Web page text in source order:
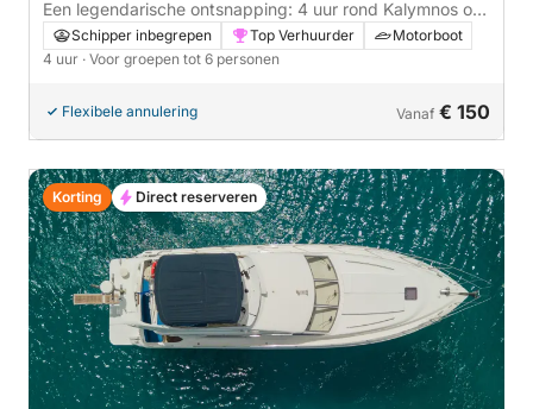
Een legendarische ontsnapping: 4 uur rond Kalymnos op
een motorboot.
Schipper inbegrepen Top Verhuurder
Motorboot
4 uur · Voor groepen tot 6 personen
Flexibele annulering Vanaf € 150
Korting Direct reserveren